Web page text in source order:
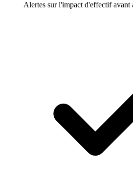
Alertes sur l'impact d'effectif avant